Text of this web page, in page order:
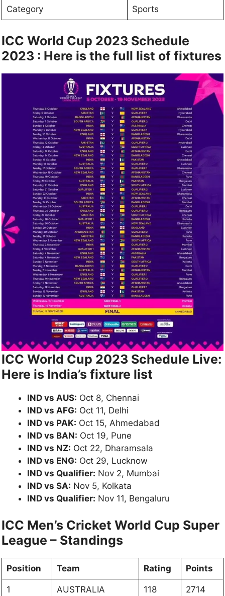
Category Sports
ICC World Cup 2023 Schedule
2023 : Here is the full list of fixtures
ICC World Cup 2023 Schedule Live:
Here is India’s fixture list
IND vs AUS: Oct 8, Chennai
IND vs AFG: Oct 11, Delhi
IND vs PAK: Oct 15, Ahmedabad
IND vs BAN: Oct 19, Pune
IND vs NZ: Oct 22, Dharamsala
IND vs ENG: Oct 29, Lucknow
IND vs Qualifier: Nov 2, Mumbai
IND vs SA: Nov 5, Kolkata
IND vs Qualifier: Nov 11, Bengaluru
ICC Men’s Cricket World Cup Super
League – Standings
Position Team Rating Points
1 AUSTRALIA 118 2714